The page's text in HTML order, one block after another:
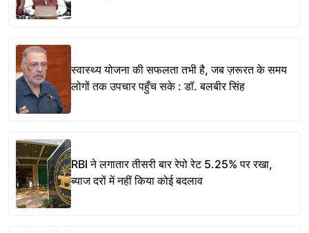
स्वास्थ्य योजना की सफलता तभी है, जब ज़रूरत के समय
लोगों तक उपचार पहुँच सके : डॉ. बलबीर सिंह
RBI ने लगातार तीसरी बार रेपो रेट 5.25% पर रखा,
ब्याज दरों में नहीं किया कोई बदलाव